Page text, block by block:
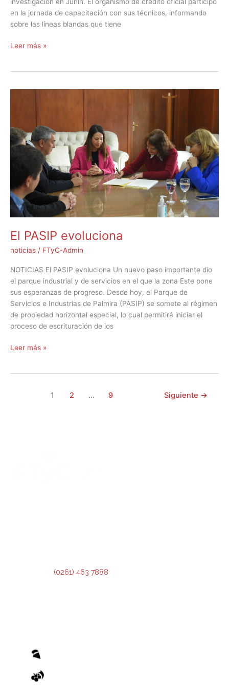
en la jornada de capacitación con sus técnicos, informando
sobre las líneas blandas que tiene
Leer más »
El PASIP evoluciona
noticias / FTyC-Admin
NOTICIAS El PASIP evoluciona Un nuevo paso importante dio
el parque industrial y de servicios en el que la zona Este pone
sus esperanzas de progreso. Desde hoy, el Parque de
Servicios e Industrias de Palmira (PASIP) se somete al régimen
de propiedad horizontal especial, lo cual permitirá iniciar el
proceso de escrituración de los
Leer más »
1 2 … 9 Siguiente →
(0261) 463 7888